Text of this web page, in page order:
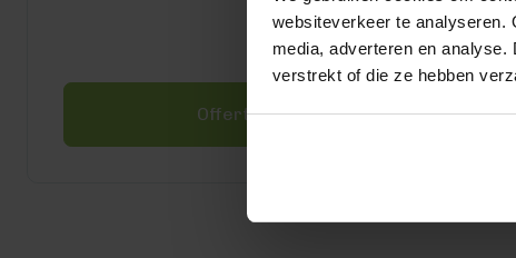
websiteverkeer te analyseren.
media, adverteren en
verstrekt of die ze hebben
Offerte aanvragen